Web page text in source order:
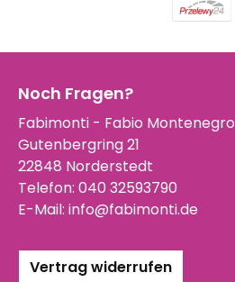
Noch Fragen?
Fabimonti - Fabio Montenegro
Gutenbergring 21
22848 Norderstedt
Telefon: 040 32593790
E-Mail: info@fabimonti.de
Vertrag widerrufen